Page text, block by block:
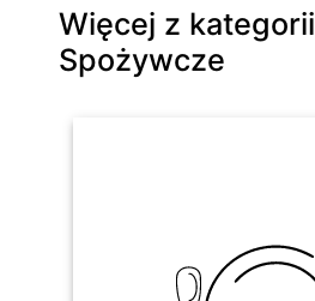
Więcej z kategorii
Spożywcze